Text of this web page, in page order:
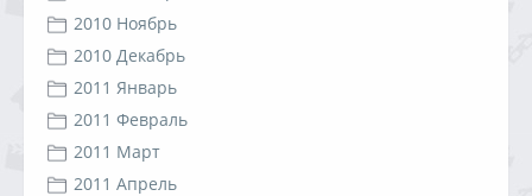
2010 Ноябрь
2010 Декабрь
2011 Январь
2011 Февраль
2011 Март
2011 Апрель